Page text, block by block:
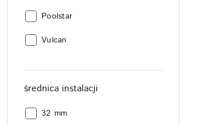
Producent:
Poolstar
Producent:
Vulcan
średnica instalacji
średnica
32 mm